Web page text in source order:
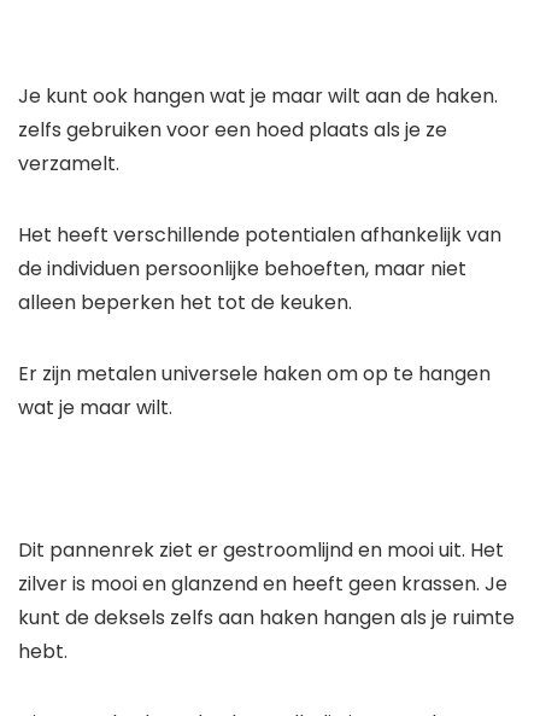
Je kunt ook hangen wat je maar wilt aan de haken.
zelfs gebruiken voor een hoed plaats als je ze
verzamelt.
Het heeft verschillende potentialen afhankelijk van
de individuen persoonlijke behoeften, maar niet
alleen beperken het tot de keuken.
Er zijn metalen universele haken om op te hangen
wat je maar wilt.
Dit pannenrek ziet er gestroomlijnd en mooi uit. Het
zilver is mooi en glanzend en heeft geen krassen. Je
kunt de deksels zelfs aan haken hangen als je ruimte
hebt.